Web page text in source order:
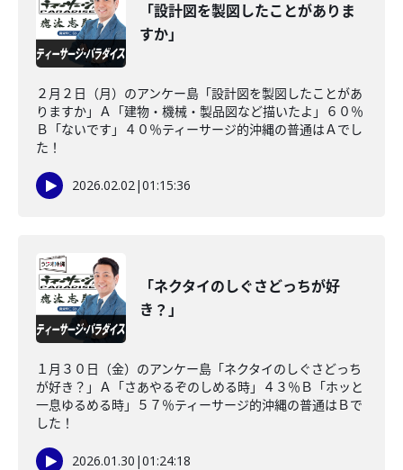
「設計図を製図したことがありま
すか」
２月２日（月）のアンケー島「設計図を製図したことがあ
りますか」Ａ「建物・機械・製品図など描いたよ」６０％
Ｂ「ないです」４０％ティーサージ的沖縄の普通はＡでし
た！
2026.02.02|01:15:36
「ネクタイのしぐさどっちが好
き？」
１月３０日（金）のアンケー島「ネクタイのしぐさどっち
が好き？」Ａ「さあやるぞのしめる時」４３％Ｂ「ホッと
一息ゆるめる時」５７％ティーサージ的沖縄の普通はＢで
した！
2026.01.30 |01:24:18